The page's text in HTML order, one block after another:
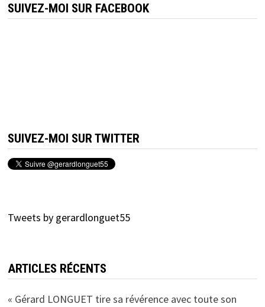
SUIVEZ-MOI SUR FACEBOOK
SUIVEZ-MOI SUR TWITTER
Tweets by gerardlonguet55
ARTICLES RÉCENTS
« Gérard LONGUET tire sa révérence avec toute son